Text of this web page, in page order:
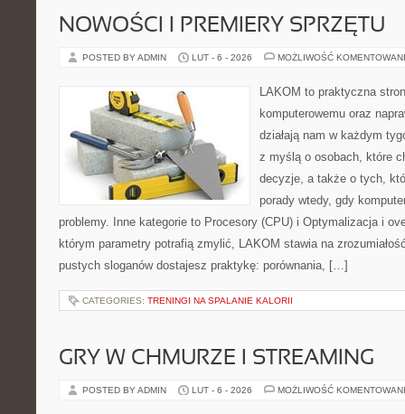
NOWOŚCI I PREMIERY SPRZĘTU
POSTED BY ADMIN LUT - 6 - 2026 MOŻLIWOŚĆ
LAKOM to praktyczna
komputerowemu oraz
działają nam w każdym
z myślą o osobach, które
decyzje, a także o tych,
porady wtedy, gdy
problemy. Inne kategorie to Procesory (CPU) i Optymalizacja i
którym parametry potrafią zmylić, LAKOM stawia na
pustych sloganów dostajesz praktykę: porównania, […]
CATEGORIES: TRENINGI NA SPALANIE KALORII
GRY W CHMURZE I STREAMING
POSTED BY ADMIN LUT - 6 - 2026 MOŻLIWOŚĆ